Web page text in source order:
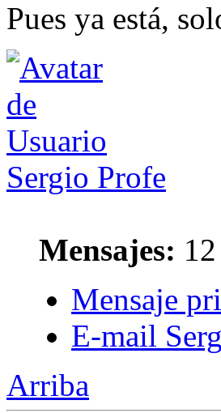
Pues ya está,
Sergio Profe
Mensajes: 12
Mensaje
E-mail
Arriba